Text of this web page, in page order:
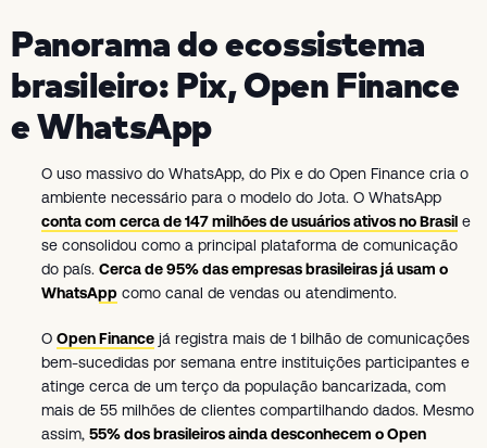
Panorama do ecossistema
brasileiro: Pix, Open Finance
e WhatsApp
O uso massivo do WhatsApp, do Pix e do Open Finance cria o
ambiente necessário para o modelo do Jota. O WhatsApp
conta com cerca de 147 milhões de usuários ativos no Brasil e
se consolidou como a principal plataforma de comunicação
do país. Cerca de 95% das empresas brasileiras já usam o
WhatsApp como canal de vendas ou atendimento.
O Open Finance já registra mais de 1 bilhão de comunicações
bem-sucedidas por semana entre instituições participantes e
atinge cerca de um terço da população bancarizada, com
mais de 55 milhões de clientes compartilhando dados. Mesmo
assim, 55% dos brasileiros ainda desconhecem o Open